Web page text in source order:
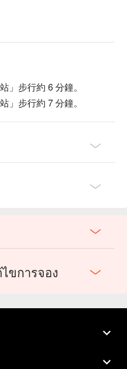
」步行約 6 分鐘。
」步行約 7 分鐘。
ขการจอง